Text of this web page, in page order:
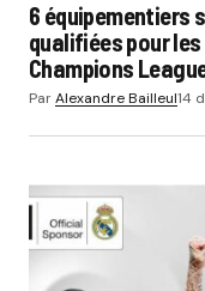
6 équipementiers
qualifiées pour les
Champions
ParAlexandre Bailleul14